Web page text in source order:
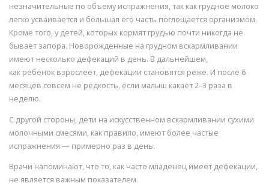
незначительные по объему испражнения, так как грудное молоко
легко усваивается и большая его часть поглощается организмом.
Кроме того, у детей, которых кормят грудью почти никогда не
бывает запора. Новорожденные на грудном вскармливании
имеют несколько дефекаций в день. В дальнейшем,
как ребенок взрослеет, дефекации становятся реже. И после 6
месяцев совсем не редкость, если малыш какает 2–3 раза в
неделю.
С другой стороны, дети на искусственном вскармливании сухими
молочными смесями, как правило, имеют более частые
испражнения — примерно раз в день.
Врачи напоминают, что то, как часто младенец имеет дефекации,
не является важным показателем.